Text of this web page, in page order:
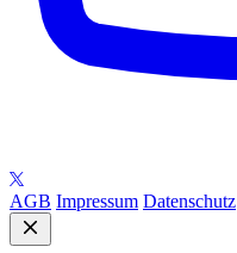
AGB Impressum Datenschutz